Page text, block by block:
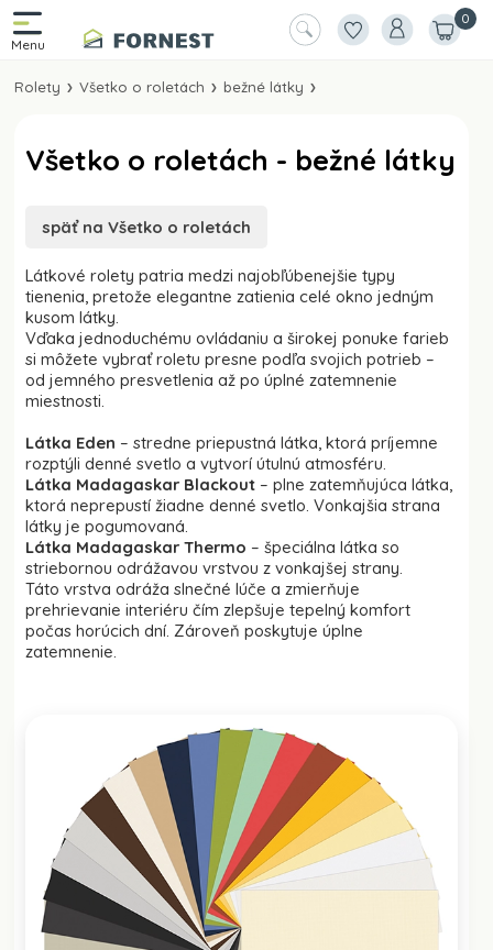
0
Rolety Všetko o roletách bežné látky
Všetko o roletách - bežné látky
späť na Všetko o roletách
Látkové rolety patria medzi najobľúbenejšie typy
tienenia, pretože elegantne zatienia celé okno jedným
kusom látky.
Vďaka jednoduchému ovládaniu a širokej ponuke farieb
si môžete vybrať roletu presne podľa svojich potrieb –
od jemného presvetlenia až po úplné zatemnenie
miestnosti.
Látka Eden – stredne priepustná látka, ktorá príjemne
rozptýli denné svetlo a vytvorí útulnú atmosféru.
Látka Madagaskar Blackout – plne zatemňujúca látka,
ktorá neprepustí žiadne denné svetlo. Vonkajšia strana
látky je pogumovaná.
Látka Madagaskar Thermo – špeciálna látka so
striebornou odrážavou vrstvou z vonkajšej strany.
Táto vrstva odráža slnečné lúče a zmierňuje
prehrievanie interiéru čím zlepšuje tepelný komfort
počas horúcich dní. Zároveň poskytuje úplne
zatemnenie.